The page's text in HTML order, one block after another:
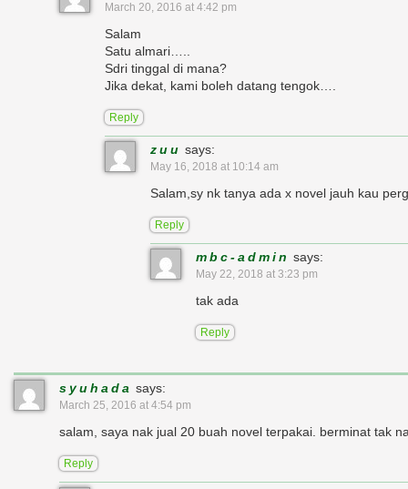
March 20, 2016 at 4:42 pm
Salam
Satu almari…..
Sdri tinggal di mana?
Jika dekat, kami boleh datang tengok….
Reply
zuu says:
May 16, 2018 at 10:14 am
Salam,sy nk tanya ada x novel jauh kau
Reply
mbc-admin says:
May 22, 2018 at 3:23 pm
tak ada
Reply
syuhada says:
March 25, 2016 at 4:54 pm
salam, saya nak jual 20 buah novel terpakai. berminat tak
Reply